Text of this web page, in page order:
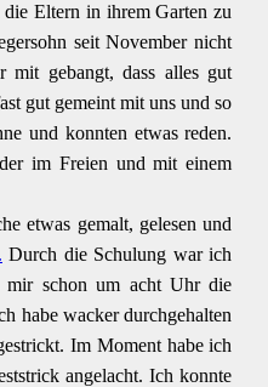
Eltern in ihrem Garten zu
seit November nicht
mit gebangt, dass alles gut
gut gemeint mit uns und so
und konnten etwas reden.
im Freien und mit einem
etwas gemalt, gelesen und
Durch die Schulung war ich
mir schon um acht Uhr die
habe wacker durchgehalten
Im Moment habe ich
angelacht. Ich konnte